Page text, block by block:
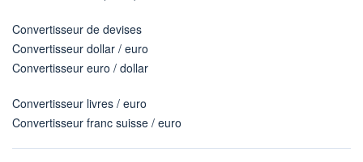
Convertisseur de devises
Convertisseur dollar / euro
Convertisseur euro / dollar
Convertisseur livres / euro
Convertisseur franc suisse / euro